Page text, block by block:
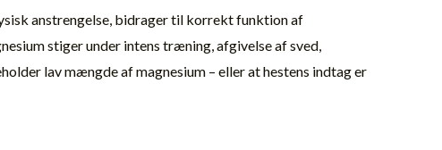
anstrengelse, bidrager til korrekt funktion af
stiger under intens træning, afgivelse af sved,
lav mængde af magnesium – eller at hestens indtag er